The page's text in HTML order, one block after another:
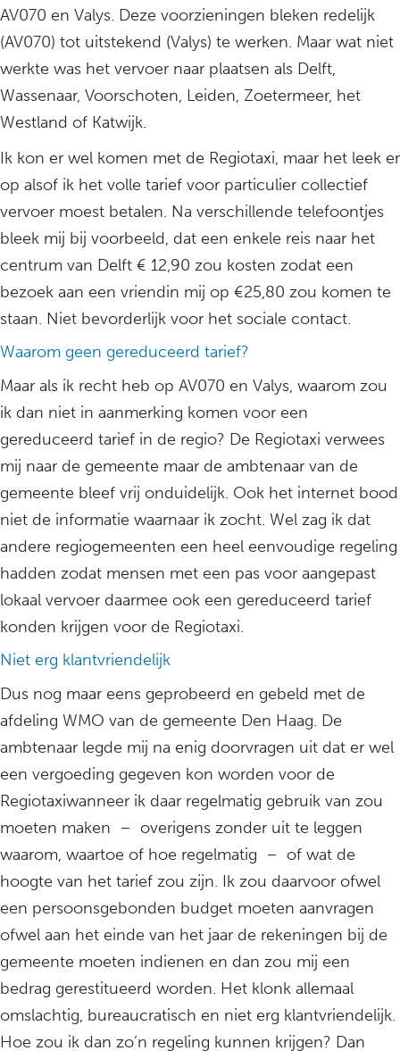
AV070 en Valys. Deze voorzieningen bleken redelijk
(AV070) tot uitstekend (Valys) te werken. Maar wat niet
werkte was het vervoer naar plaatsen als Delft,
Wassenaar, Voorschoten, Leiden, Zoetermeer, het
Westland of Katwijk.
Ik kon er wel komen met de Regiotaxi, maar het leek er
op alsof ik het volle tarief voor particulier collectief
vervoer moest betalen. Na verschillende telefoontjes
bleek mij bij voorbeeld, dat een enkele reis naar het
centrum van Delft € 12,90 zou kosten zodat een
bezoek aan een vriendin mij op €25,80 zou komen te
staan. Niet bevorderlijk voor het sociale contact.
Waarom geen gereduceerd tarief?
Maar als ik recht heb op AV070 en Valys, waarom zou
ik dan niet in aanmerking komen voor een
gereduceerd tarief in de regio? De Regiotaxi verwees
mij naar de gemeente maar de ambtenaar van de
gemeente bleef vrij onduidelijk. Ook het internet bood
niet de informatie waarnaar ik zocht. Wel zag ik dat
andere regiogemeenten een heel eenvoudige regeling
hadden zodat mensen met een pas voor aangepast
lokaal vervoer daarmee ook een gereduceerd tarief
konden krijgen voor de Regiotaxi.
Niet erg klantvriendelijk
Dus nog maar eens geprobeerd en gebeld met de
afdeling WMO van de gemeente Den Haag. De
ambtenaar legde mij na enig doorvragen uit dat er wel
een vergoeding gegeven kon worden voor de
Regiotaxiwanneer ik daar regelmatig gebruik van zou
moeten maken – overigens zonder uit te leggen
waarom, waartoe of hoe regelmatig – of wat de
hoogte van het tarief zou zijn. Ik zou daarvoor ofwel
een persoonsgebonden budget moeten aanvragen
ofwel aan het einde van het jaar de rekeningen bij de
gemeente moeten indienen en dan zou mij een
bedrag gerestitueerd worden. Het klonk allemaal
omslachtig, bureaucratisch en niet erg klantvriendelijk.
Hoe zou ik dan zo’n regeling kunnen krijgen? Dan